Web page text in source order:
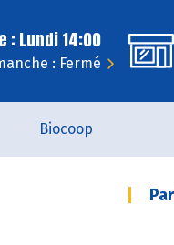
: Lundi 14:00
: Fermé
Biocoop